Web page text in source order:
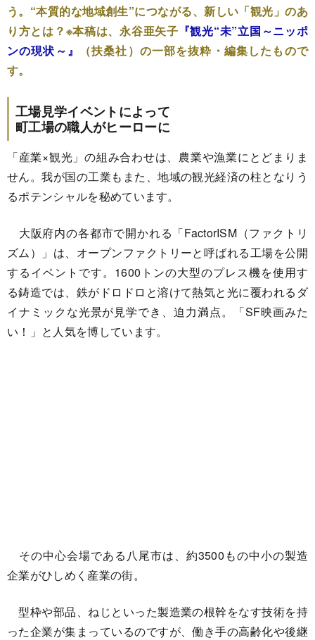
う。“本質的な地域創生”につながる、新しい「観光」のあ
り方とは？※本稿は、永谷亜矢子 『観光“未”立国～ニッポ
ンの現状～』
（扶桑社）の一部を抜粋・編集したもので
す。
工場見学イベントによって
町工場の職人がヒーローに
「産業×観光」の組み合わせは、農業や漁業にとどまりま
せん。我が国の工業もまた、地域の観光経済の柱となりう
るポテンシャルを秘めています。
大阪府内の各都市で開かれる「FactorISM（ファクトリ
ズム）」は、オープンファクトリーと呼ばれる工場を公開
するイベントです。1600トンの大型のプレス機を使用す
る鋳造では、鉄がドロドロと溶けて熱気と光に覆われるダ
イナミックな光景が見学でき、迫力満点。「SF映画みた
い！」と人気を博しています。
その中心会場である八尾市は、約3500もの中小の製造
企業がひしめく産業の街。
型枠や部品、ねじといった製造業の根幹をなす技術を持
った企業が集まっているのですが、働き手の高齢化や後継